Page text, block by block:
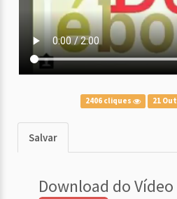
2406 cliques 21 Out
Salvar
Download do Vídeo